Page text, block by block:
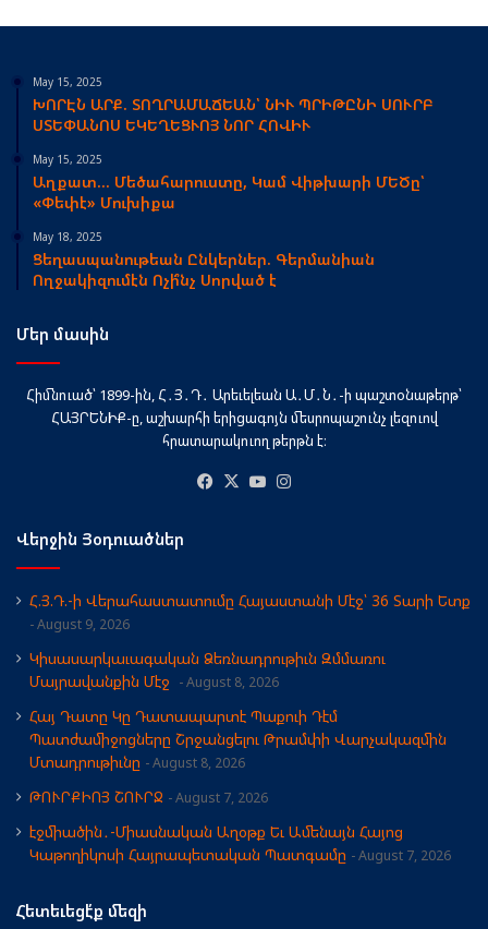
May 15, 2025
ԽՈՐԷՆ ԱՐՔ. ՏՈՂՐԱՄԱՃԵԱՆ՝ ՆԻՒ ՊՐԻԹԸՆԻ ՍՈՒՐԲ
ՍՏԵՓԱՆՈՍ ԵԿԵՂԵՑՒՈՅ ՆՈՐ ՀՈՎԻՒ
May 15, 2025
Աղքատ… Մեծահարուստը, Կամ Վիթխարի ՄԵԾը՝
«Փեփէ» Մուխիքա
May 18, 2025
Ցեղասպանութեան Ընկերներ. Գերմանիան
Ողջակիզումէն Ոչի՞նչ Սորված է
Մեր մասին
Հիմնուած՝ 1899-ին, Հ․Յ․Դ․ Արեւելեան Ա․Մ․Ն․-ի պաշտօնաթերթ՝
ՀԱՅՐԵՆԻՔ-ը, աշխարհի երիցագոյն մեսրոպաշունչ լեզուով
հրատարակուող թերթն է։
Facebook
X YouTube
Վերջին Յօդուածներ
Հ.Յ.Դ.-ի Վերահաստատումը Հայաստանի Մէջ՝ 36 Տարի Ետք
August 9, 2026
Կիսասարկաւագական Ձեռնադրութիւն Զմմառու
Մայրավանքին Մէջ
August 8, 2026
Հայ Դատը Կը Դատապարտէ Պաքուի Դէմ
Պատժամիջոցները Շրջանցելու Թրամփի Վարչակազմին
Մտադրութիւնը
August 8, 2026
ԹՈՒՐՔԻՈՅ ՇՈՒՐՋ August 7, 2026
էջմիածին․-Միասնական Աղօթք Եւ Ամենայն Հայոց
Կաթողիկոսի Հայրապետական Պատգամը
August 7, 2026
Հետեւեցէ՛ք մեզի